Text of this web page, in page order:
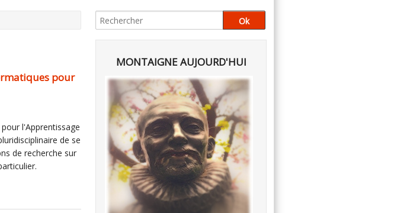
pour
l'Apprentissage
de se
de recherche sur
MONTAIGNE AUJOURD'HUI